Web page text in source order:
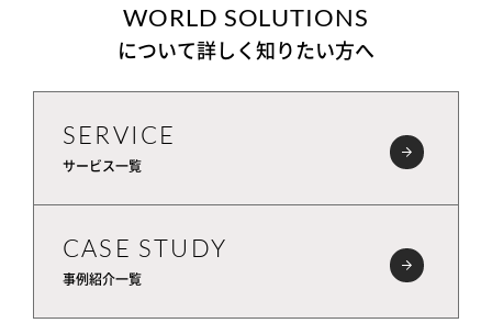
WORLD SOLUTIONS
について詳しく知りたい方へ
SERVICE
サービス一覧
CASE STUDY
事例紹介一覧